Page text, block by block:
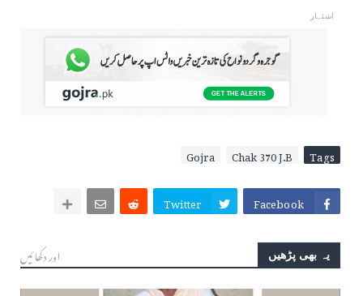
اشتہار
Tags
Chak 370 J.B
Gojra
Facebook
Twitter
یہ بھی پڑھیں اور دکھائیں